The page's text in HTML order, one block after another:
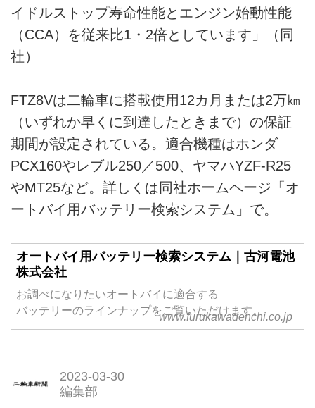
イドルストップ寿命性能とエンジン始動性能
（CCA）を従来比1・2倍としています」（同
社）
FTZ8Vは二輪車に搭載使用12カ月または2万㎞
（いずれか早くに到達したときまで）の保証
期間が設定されている。適合機種はホンダ
PCX160やレブル250／500、ヤマハYZF-R25
やMT25など。詳しくは同社ホームページ「オ
ートバイ用バッテリー検索システム」で。
オートバイ用バッテリー検索システム｜古河電池
株式会社
お調べになりたいオートバイに適合する
バッテリーのラインナップをご覧いただけます。
www.furukawadenchi.co.jp
2023-03-30
編集部